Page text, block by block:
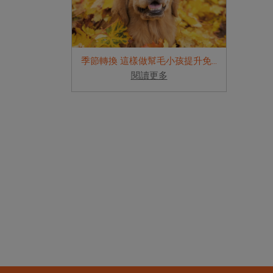
季節轉換 這樣做幫毛小孩提升免疫力
閱讀更多